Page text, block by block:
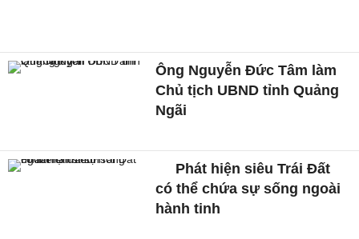
Ông Nguyễn Đức Tâm làm
Chủ tịch UBND tỉnh Quảng
Ngãi
Phát hiện siêu Trái Đất
có thể chứa sự sống ngoài
hành tinh